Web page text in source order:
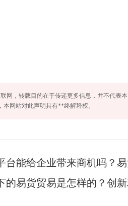
网，转载目的在于传递更多信息，并不代表
网站对此声明具有**终解释权。
台能给企业带来商机吗？
的易货贸易是怎样的？创